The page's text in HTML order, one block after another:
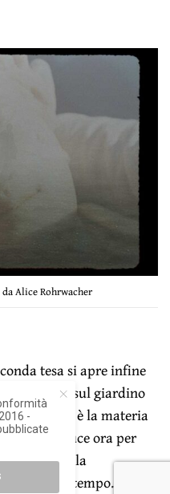
Alice Rohrwacher
tesa si apre infine
e aperta sul giardino
portone, è la materia
e della luce ora per
restituisce la
con il tempo.
-